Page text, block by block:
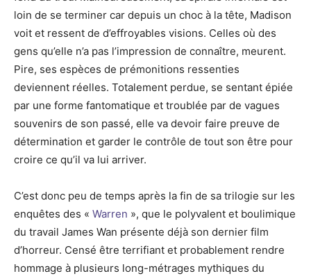
loin de se terminer car depuis un choc à la tête, Madison
voit et ressent de d’effroyables visions. Celles où des
gens qu’elle n’a pas l’impression de connaître, meurent.
Pire, ses espèces de prémonitions ressenties
deviennent réelles. Totalement perdue, se sentant épiée
par une forme fantomatique et troublée par de vagues
souvenirs de son passé, elle va devoir faire preuve de
détermination et garder le contrôle de tout son être pour
croire ce qu’il va lui arriver.
C’est donc peu de temps après la fin de sa trilogie sur les
enquêtes des « Warren », que le polyvalent et boulimique
du travail James Wan présente déjà son dernier film
d’horreur. Censé être terrifiant et probablement rendre
hommage à plusieurs long-métrages mythiques du